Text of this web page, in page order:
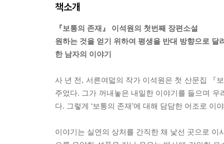
책소개
『보통의 존재』 이석원의 첫번째 장편소설
원하는 것을 얻기 위하여 평생을 반대 방향으로 달
한 남자의 이야기
사 년 전, 서른여덟의 작가 이석원은 첫 산문집 『
주었다. 그가 꺼내놓은 내밀한 이야기를 들으며
다. 그렇게 ‘보통의 존재’에 대해 담담한 어조로
이야기는 실연의 상처를 간직한 채 낯선 곳으로